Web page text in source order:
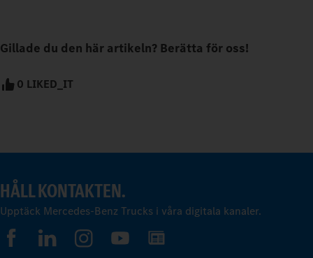
Gillade du den här artikeln? Berätta för oss!
0 LIKED_IT
HÅLL KONTAKTEN.
Upptäck Mercedes-Benz Trucks i våra digitala kanaler.